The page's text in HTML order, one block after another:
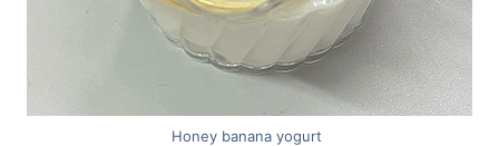
Honey banana yogurt